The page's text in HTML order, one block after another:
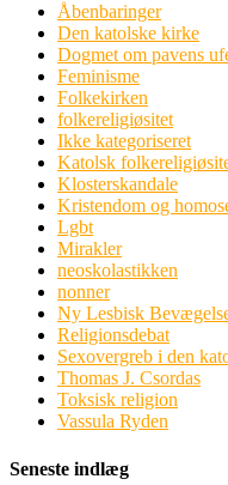
Åbenbaringer
Den katolske kirke
Dogmet om pavens
Feminisme
Folkekirken
folkereligiøsitet
Ikke kategoriseret
Katolsk
Klosterskandale
Kristendom og
Lgbt
Mirakler
neoskolastikken
nonner
Ny Lesbisk
Religionsdebat
Sexovergreb i den
Thomas J. Csordas
Toksisk religion
Vassula Ryden
Seneste indlæg